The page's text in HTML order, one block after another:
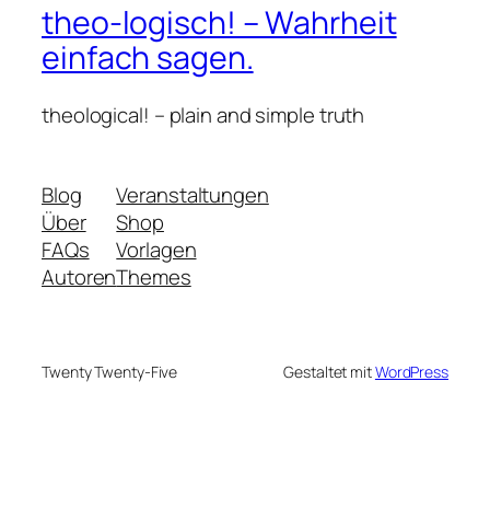
theo-logisch! – Wahrheit
einfach sagen.
theological! – plain and simple truth
Blog
Über
FAQs
Autoren
Veranstaltungen
Shop
Vorlagen
Themes
Twenty Twenty-Five Gestaltet mitWordPress